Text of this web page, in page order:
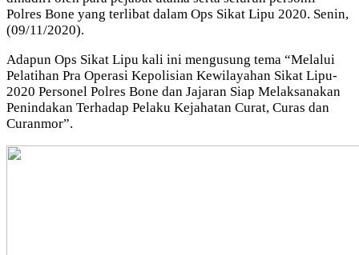
Polres Bone yang terlibat dalam Ops Sikat Lipu 2020. Senin,
(09/11/2020).
Adapun Ops Sikat Lipu kali ini mengusung tema “Melalui
Pelatihan Pra Operasi Kepolisian Kewilayahan Sikat Lipu-
2020 Personel Polres Bone dan Jajaran Siap Melaksanakan
Penindakan Terhadap Pelaku Kejahatan Curat, Curas dan
Curanmor”.